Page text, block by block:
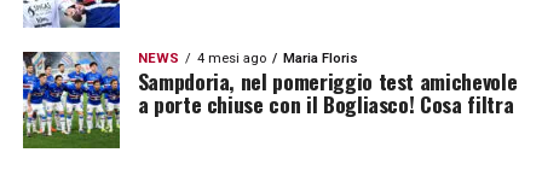
NEWS 4 mesi ago Maria Floris
Sampdoria, nel pomeriggio test amichevole
a porte chiuse con il Bogliasco! Cosa filtra